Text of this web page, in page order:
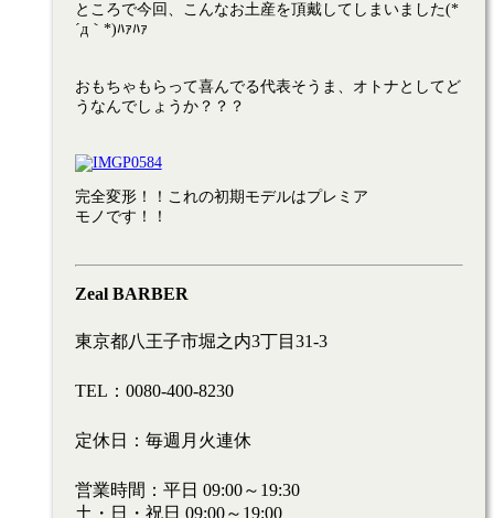
ところで今回、こんなお土産を頂戴してしまいました(*
´д｀*)ﾊｧﾊｧ
おもちゃもらって喜んでる代表そうま、オトナとしてど
うなんでしょうか？？？
完全変形！！これの初期モデルはプレミア
モノです！！
Zeal BARBER
東京都八王子市堀之内3丁目31-3
TEL：0080-400-8230
定休日：毎週月火連休
営業時間：平日 09:00～19:30
土・日・祝日 09:00～19:00